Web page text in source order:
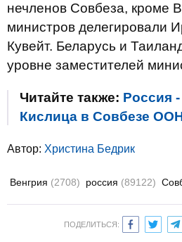
нечленов Совбеза, кроме
министров делегировали
Кувейт. Беларусь и
уровне заместителей
Читайте также: Россия -
Кислица в Совбезе
Автор: Христина Бедрик
Венгрия (2708) россия (89122)
ПОДЕЛИТЬСЯ: